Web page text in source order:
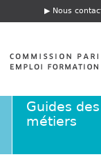
E
t
ê
e
Nous
Guides des
métiers